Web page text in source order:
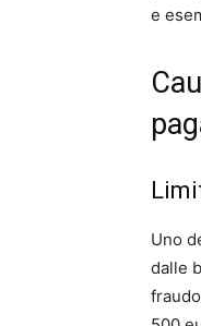
e
Uno
dalle